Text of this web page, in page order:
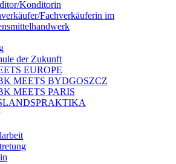
Konditorin
Fachverkäuferin im
der Zukunft
EUROPE
MEETS BYDGOSZCZ
MEETS PARIS